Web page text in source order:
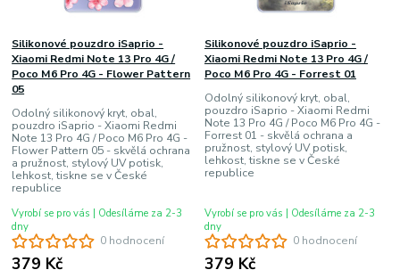
0 hodnocení
Silikonové pouzdro iSaprio -
Xiaomi Redmi Note 13 Pro 4G /
Poco M6 Pro 4G - Flower Pattern
05
Odolný silikonový kryt, obal,
pouzdro iSaprio - Xiaomi Redmi
Note 13 Pro 4G / Poco M6 Pro 4G -
Flower Pattern 05 - skvělá ochrana
a pružnost, stylový UV potisk,
lehkost, tiskne se v České
republice
379 Kč
Vyrobí se pro vás | Odesíláme za 2-3
dny
0 hodnocení
Silikonové pouzdro iSaprio -
Xiaomi Redmi Note 13 Pro 4G /
Poco M6 Pro 4G - Forrest 01
Odolný silikonový kryt, obal,
pouzdro iSaprio - Xiaomi Redmi
Note 13 Pro 4G / Poco M6 Pro 4G -
Forrest 01 - skvělá ochrana a
pružnost, stylový UV potisk,
lehkost, tiskne se v České
republice
379 Kč
Vyrobí se pro vás | Odesíláme za 2-3
dny